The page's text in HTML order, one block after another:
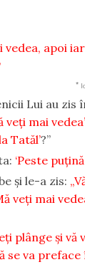
vedea, apoi
*
Lui au zis
veţi mai vedea’
Tatăl’?”
‘Peste
şi le-a zis:
veţi mai
plânge şi
va preface